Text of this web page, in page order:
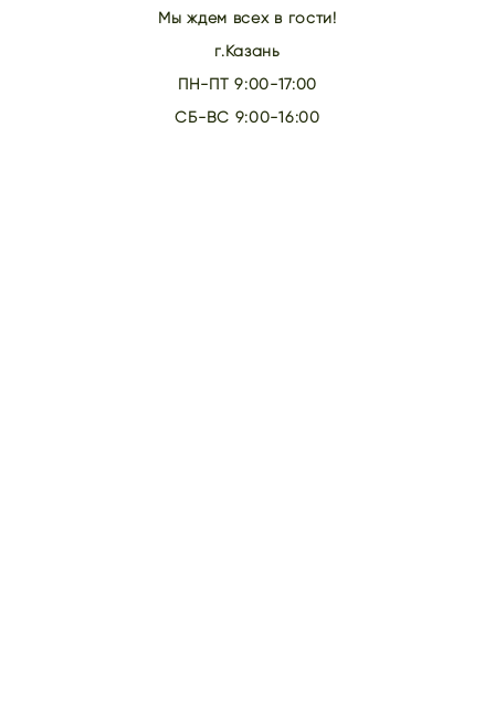
Мы ждем всех в гости!
г.Казань
ПН-ПТ 9:00-17:00
СБ-ВС 9:00-16:00